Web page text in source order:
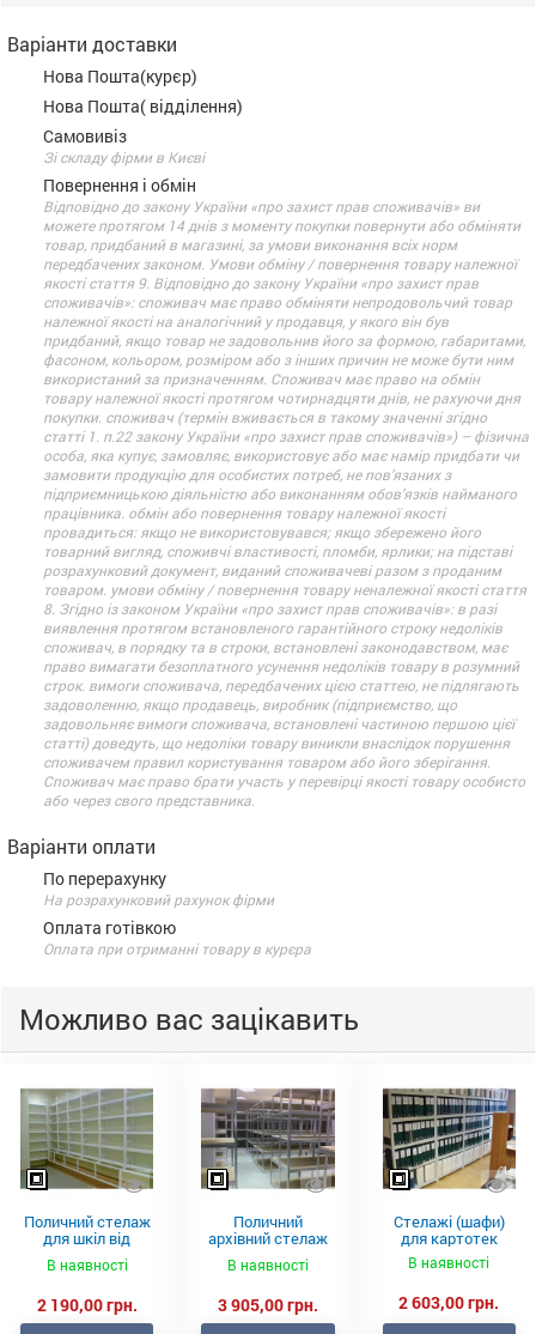
Варіанти доставки
Нова Пошта(курєр)
Нова Пошта( відділення)
Самовивіз
Зі складу фірми в Києві
Повернення і обмін
Відповідно до закону України «про захист прав споживачів» ви
можете протягом 14 днів з моменту покупки повернути або обміняти
товар, придбаний в магазині, за умови виконання всіх норм
передбачених законом. Умови обміну / повернення товару належної
якості стаття 9. Відповідно до закону України «про захист прав
споживачів»: споживач має право обміняти непродовольчий товар
належної якості на аналогічний у продавця, у якого він був
придбаний, якщо товар не задовольнив його за формою, габаритами,
фасоном, кольором, розміром або з інших причин не може бути ним
використаний за призначенням. Споживач має право на обмін
товару належної якості протягом чотирнадцяти днів, не рахуючи дня
покупки. споживач (термін вживається в такому значенні згідно
статті 1. п.22 закону України «про захист прав споживачів») – фізична
особа, яка купує, замовляє, використовує або має намір придбати чи
замовити продукцію для особистих потреб, не пов’язаних з
підприємницькою діяльністю або виконанням обов’язків найманого
працівника. обмін або повернення товару належної якості
провадиться: якщо не використовувався; якщо збережено його
товарний вигляд, споживчі властивості, пломби, ярлики; на підставі
розрахунковий документ, виданий споживачеві разом з проданим
товаром. умови обміну / повернення товару неналежної якості стаття
8. Згідно із законом України «про захист прав споживачів»: в разі
виявлення протягом встановленого гарантійного строку недоліків
споживач, в порядку та в строки, встановлені законодавством, має
право вимагати безоплатного усунення недоліків товару в розумний
строк. вимоги споживача, передбачених цією статтею, не підлягають
задоволенню, якщо продавець, виробник (підприємство, що
задовольняє вимоги споживача, встановлені частиною першою цієї
статті) доведуть, що недоліки товару виникли внаслідок порушення
споживачем правил користування товаром або його зберігання.
Споживач має право брати участь у перевірці якості товару особисто
або через свого представника.
Варіанти оплати
По перерахунку
На розрахунковий рахунок фірми
Оплата готівкою
Оплата при отриманні товару в курєра
Можливо вас зацікавить
Поличний стелаж
для шкіл від
виробника
В наявності
2 190,00 грн.
Поличний
архівний стелаж
2128х920х600/5
мет сірий
В наявності
3 905,00 грн.
Стелажі (шафи)
для картотек
В наявності
2 603,00 грн.